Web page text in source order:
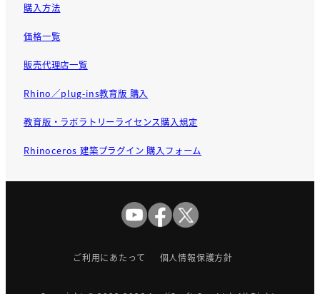
購入方法
価格一覧
販売代理店一覧
Rhino／plug-ins教育版 購入
教育版・ラボラトリーライセンス購入規定
Rhinoceros 建築プラグイン 購入フォーム
ご利用にあたって 個人情報保護方針